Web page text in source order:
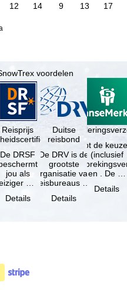
12 14 9 13 17
voordelen
Reisprijs
De DRSF
jou als
met
pakketreis
Details
Duitse
reisbond
De DRV is de
grootste
organisatie van
reisbureaus en
in Duitsland. …
Details
Je hebt de
(inclusief
en . De …
Details